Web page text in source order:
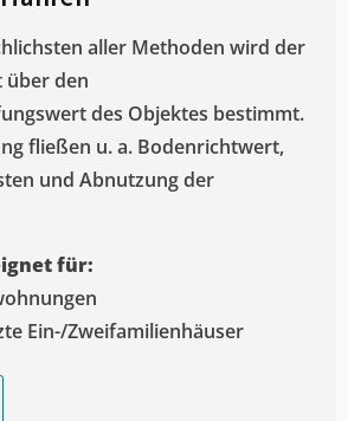
aller Methoden wird der
den
des Objektes bestimmt.
fließen u. a. Bodenrichtwert,
und Abnutzung der
für:
Ein-/Zweifamilienhäuser